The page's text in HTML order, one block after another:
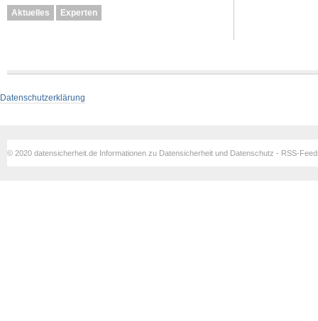
Aktuelles Experten
Datenschutzerklärung
© 2020 datensicherheit.de Informationen zu Datensicherheit und Datenschutz - RSS-